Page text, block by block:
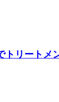
トリートメ